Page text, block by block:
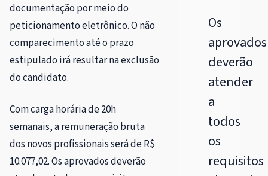
Os
aprovados
deverão
atender
a
todos
os
requisitos
documentação por meio do
peticionamento eletrônico. O não
comparecimento até o prazo
estipulado irá resultar na exclusão
do candidato.
Com carga horária de 20h
semanais, a remuneração bruta
dos novos profissionais será de R$
10.077,02. Os aprovados deverão